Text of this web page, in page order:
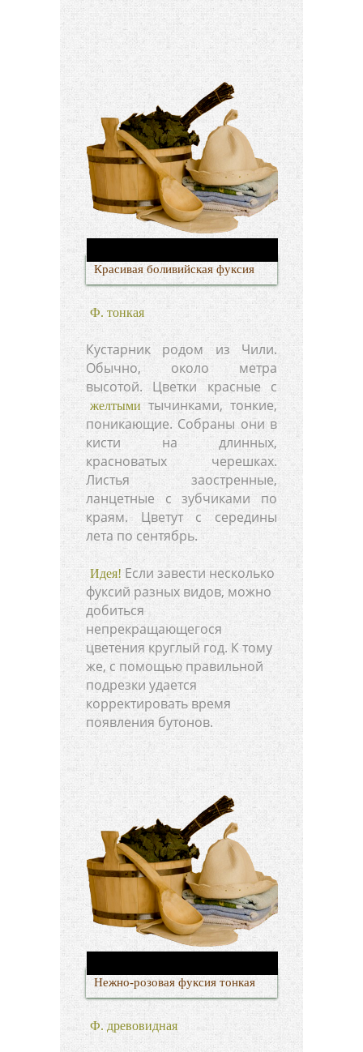
Красивая боливийская фуксия
Ф. тонкая
Кустарник родом из Чили.
Обычно, около метра
высотой. Цветки красные с
желтыми тычинками, тонкие,
поникающие. Собраны они в
кисти на длинных,
красноватых черешках.
Листья заостренные,
ланцетные с зубчиками по
краям. Цветут с середины
лета по сентябрь.
Идея! Если завести несколько
фуксий разных видов, можно
добиться
непрекращающегося
цветения круглый год. К тому
же, с помощью правильной
подрезки удается
корректировать время
появления бутонов.
Нежно-розовая фуксия тонкая
Ф. древовидная